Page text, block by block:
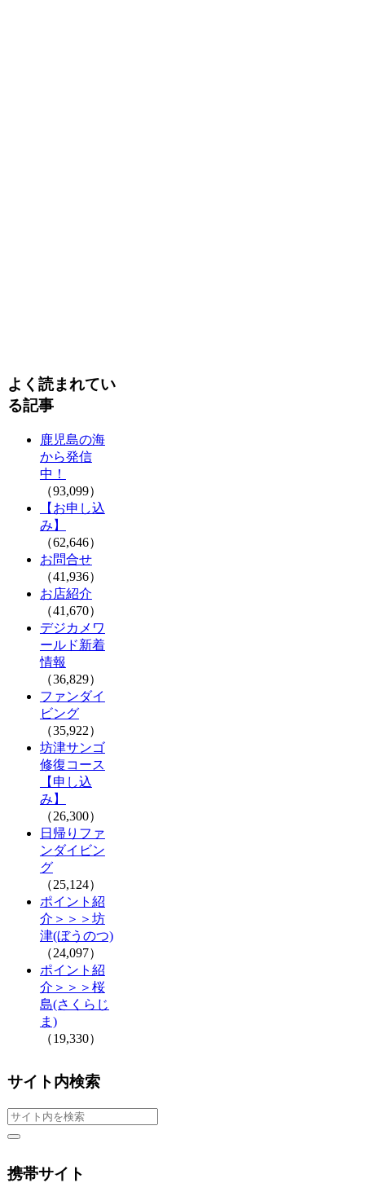
よく読まれてい
る記事
鹿児島の海
から発信
中！
（93,099）
【お申し込
み】
（62,646）
お問合せ
（41,936）
お店紹介
（41,670）
デジカメワ
ールド新着
情報
（36,829）
ファンダイ
ビング
（35,922）
坊津サンゴ
修復コース
【申し込
み】
（26,300）
日帰りファ
ンダイビン
グ
（25,124）
ポイント紹
介＞＞＞坊
津(ぼうのつ)
（24,097）
ポイント紹
介＞＞＞桜
島(さくらじ
ま)
（19,330）
サイト内検索
携帯サイト